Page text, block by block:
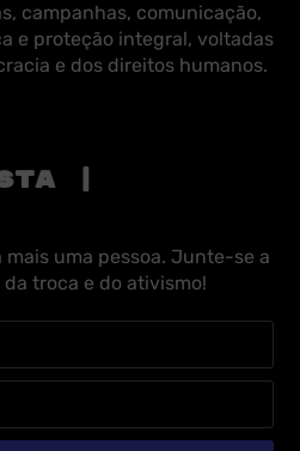
campanhas, comunicação,
e proteção integral, voltadas
e dos direitos humanos.
|
mais uma pessoa. Junte-se a
troca e do ativismo!